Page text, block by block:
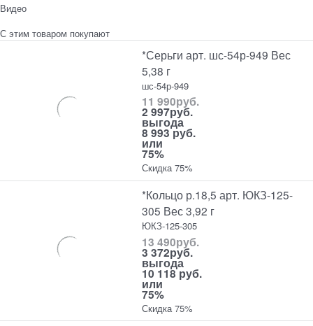
Видео
С этим товаром покупают
*Серьги арт. шс-54р-949 Вес
5,38 г
шс-54р-949
11 990руб.
2 997руб.
выгода
8 993 руб.
или
75%
Скидка 75%
*Кольцо р.18,5 арт. ЮКЗ-125-
305 Вес 3,92 г
ЮКЗ-125-305
13 490руб.
3 372руб.
выгода
10 118 руб.
или
75%
Скидка 75%